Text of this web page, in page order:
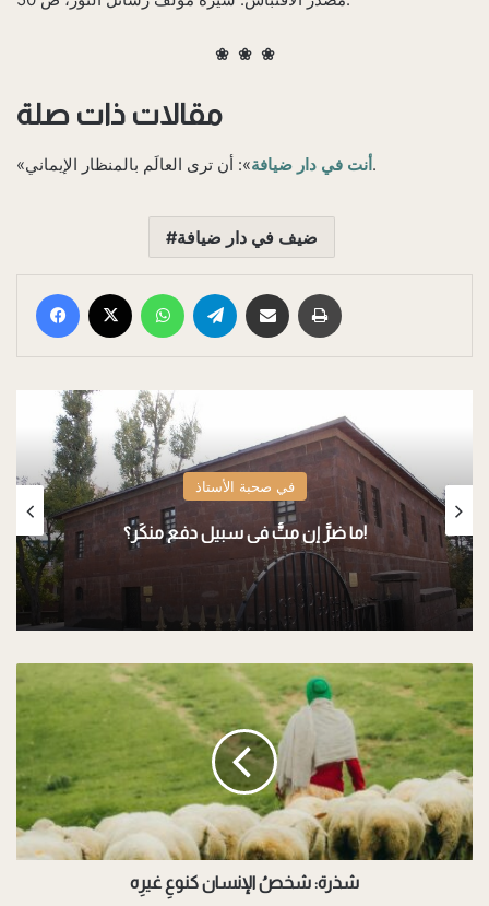
❀ ❀ ❀
مقالات ذات صلة
« أنت في دار ضيافة»: أن ترى العالَم بالمنظار الإيماني.
ضيف في دار ضيافة
في صحبة الأستاذ
ما ضرَّ إن متُّ في سبيل دفعِ منكَر؟!
ذ
:
ش
خ
صُ
ا
شذرة: شخصُ الإنسان كنوعِ غيرِه